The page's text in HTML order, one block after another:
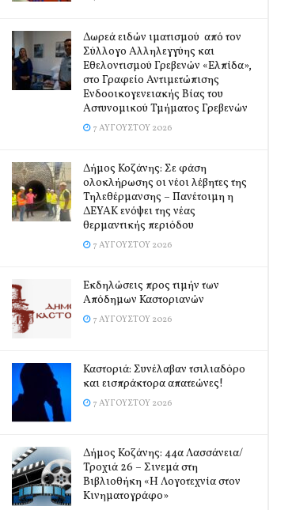
Δωρεά ειδών ιματισμού από τον
Σύλλογο Αλληλεγγύης και
Εθελοντισμού Γρεβενών «Ελπίδα»,
στο Γραφείο Αντιμετώπισης
Ενδοοικογενειακής Βίας του
Αστυνομικού Τμήματος Γρεβενών
7 ΑΥΓΟΎΣΤΟΥ 2026
Δήμος Κοζάνης: Σε φάση
ολοκλήρωσης οι νέοι λέβητες της
Τηλεθέρμανσης – Πανέτοιμη η
ΔΕΥΑΚ ενόψει της νέας
θερμαντικής περιόδου
7 ΑΥΓΟΎΣΤΟΥ 2026
Εκδηλώσεις προς τιμήν των
Απόδημων Καστοριανών
7 ΑΥΓΟΎΣΤΟΥ 2026
Καστοριά: Συνέλαβαν τσιλιαδόρο
και εισπράκτορα απατεώνες!
7 ΑΥΓΟΎΣΤΟΥ 2026
Δήμος Κοζάνης: 44α Λασσάνεια/
Τροχιά 26 – Σινεμά στη
Βιβλιοθήκη «Η Λογοτεχνία στον
Κινηματογράφο»